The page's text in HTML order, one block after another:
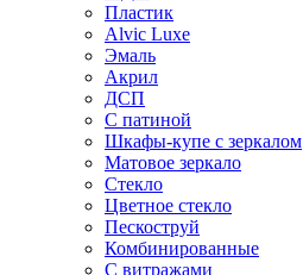
Пластик
Alvic Luxe
Эмаль
Акрил
ДСП
С патиной
Шкафы-купе с зеркалом
Матовое зеркало
Стекло
Цветное стекло
Пескоструй
Комбинированные
С витражами